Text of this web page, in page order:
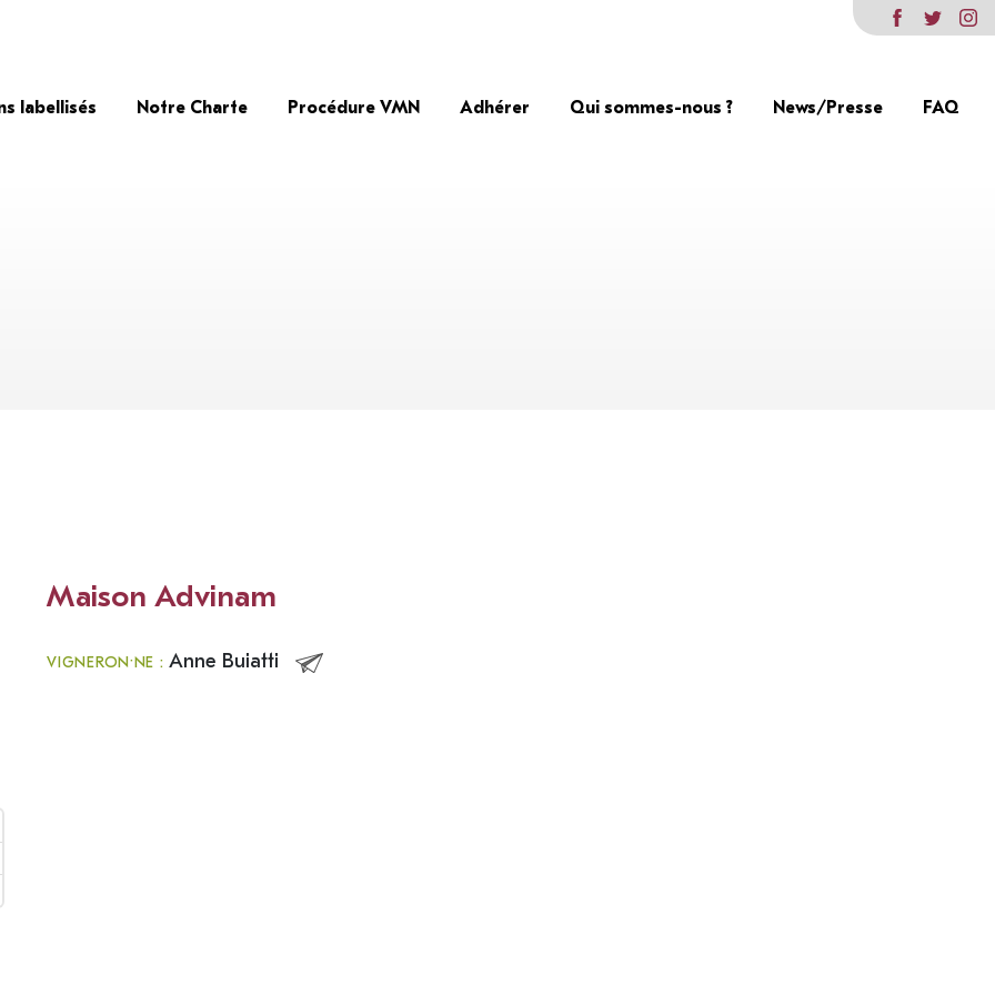
labellisés Notre Charte Procédure VMN Adhérer Qui sommes-nous ? News/Presse FAQ
Maison Advinam
VIGNERON·NE :Anne Buiatti